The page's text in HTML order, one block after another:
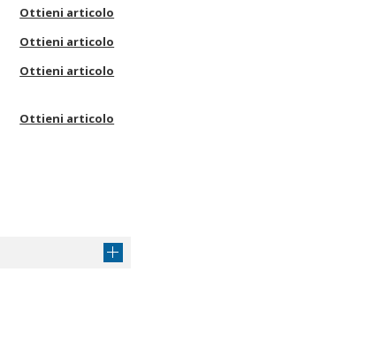
Ottieni articolo
Ottieni articolo
Ottieni articolo
Ottieni articolo
Ottieni articolo